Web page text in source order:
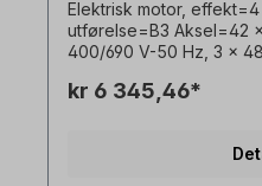
Elektrisk motor,
utførelse=B3 Aksel=42
400/690 V-50 Hz, 3 x
PTC-termistorer,
kr 6 345,46*